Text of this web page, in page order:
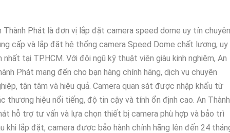
Thành Phát là đơn vị lắp đặt camera speed dome uy tín chuyên
cấp và lắp đặt hệ thống camera Speed Dome chất lượng, uy
nhất tại TP.HCM. Với đội ngũ kỹ thuật viên giàu kinh nghiệm, An
Phát mang đến cho bạn hàng chính hãng, dịch vụ chuyên
tận tâm và hiệu quả. Camera quan sát được nhập khẩu từ
thương hiệu nổi tiếng, độ tin cậy và tính ổn định cao. An Thành
hỗ trợ tư vấn và lựa chọn thiết bị camera phù hợp và bảo trì
khi lắp đặt, camera được bảo hành chính hãng lên đến 24